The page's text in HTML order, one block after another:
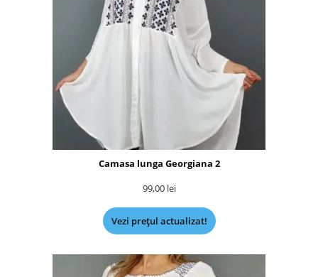
Camasa lunga Georgiana 2
99,00 lei
Vezi prețul actualizat!